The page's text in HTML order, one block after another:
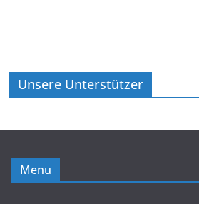
Unsere Unterstützer
Menu